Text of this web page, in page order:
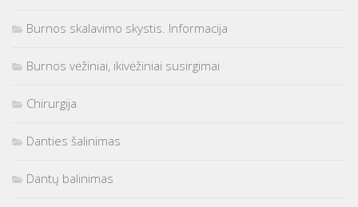
Burnos skalavimo skystis. Informacija
Burnos vėžiniai, ikivėžiniai susirgimai
Chirurgija
Danties šalinimas
Dantų balinimas